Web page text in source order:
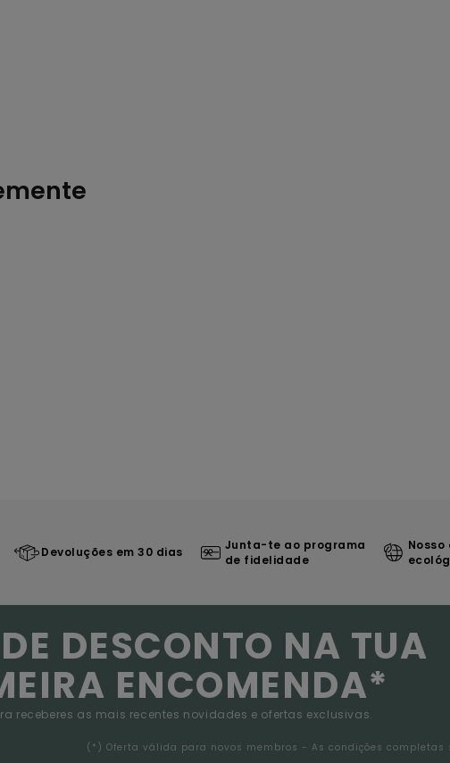
Devoluções em 30 dias
Junta-te ao programa
de fidelidade
DESCONTO NA TUA
ENCOMENDA*
receberes as mais recentes novidades e ofertas exclusivas.
(*) Oferta válida para novos membros - As condições